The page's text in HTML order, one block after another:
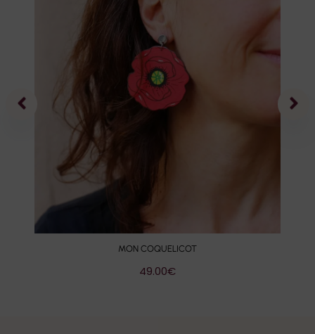
MON COQUELICOT
49.00€